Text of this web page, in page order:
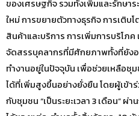
ของเศรษฐกิจ รวมทั้งเพิ่มและรักษา
ใหม่ การขยายตัวทางธุรกิจ การเติบ
สินค้าและบริการ การเพิ่มการบริโภ
จัดสรรบุคลากรที่มีศักยภาพทั้งที่ยังอ
ทำงานอยู่ในปัจจุบัน เพื่อช่วยเหลือชุ
ได้ที่เพิ่มสูงขึ้นอย่างยั่งยืน โดยผู้เข้าร่
กับชุมชน “เป็นระยะเวลา 3 เดือน” ผ่